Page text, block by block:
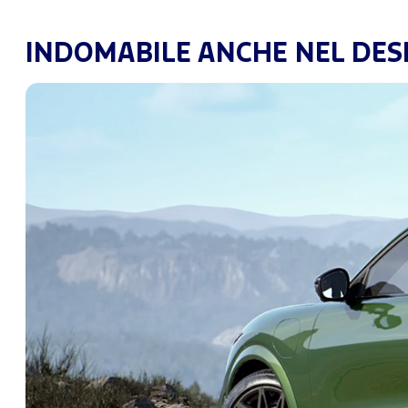
INDOMABILE ANCHE NEL